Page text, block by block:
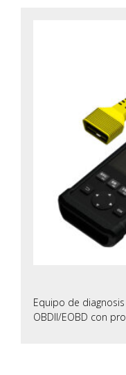
Equipo de
OBDII/EOBD con